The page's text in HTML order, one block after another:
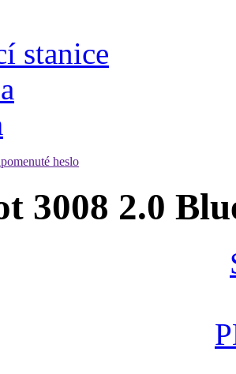
stanice
heslo
3008 2.0